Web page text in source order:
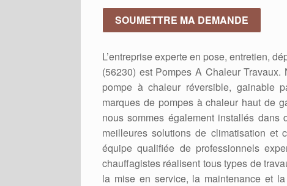
L’entreprise experte en pose, entretien,
(56230) est Pompes A Chaleur
pompe à chaleur réversible, gainable
marques de pompes à chaleur haut de
nous sommes également installés dans
meilleures solutions de climatisation et
équipe qualifiée de professionnels
chauffagistes réalisent tous types de
la mise en service, la maintenance et